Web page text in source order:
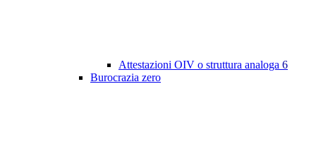
Attestazioni OIV o struttura analoga 6
Burocrazia zero